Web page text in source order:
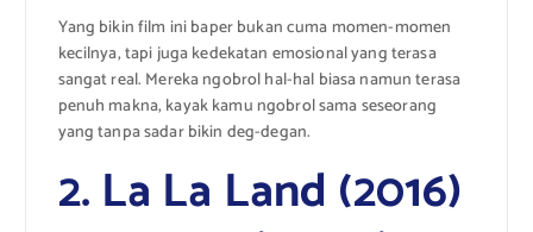
Yang bikin film ini baper bukan cuma momen-momen
kecilnya, tapi juga kedekatan emosional yang terasa
sangat real. Mereka ngobrol hal-hal biasa namun terasa
penuh makna, kayak kamu ngobrol sama seseorang
yang tanpa sadar bikin deg-degan.
2. La La Land (2016)